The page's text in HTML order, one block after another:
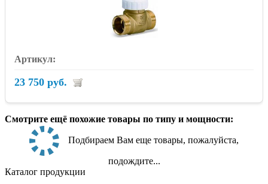
23 750 руб.
Смотрите ещё похожие товары по типу и мощности:
Подбираем Вам еще товары, пожалуйста,
подождите...
Каталог продукции